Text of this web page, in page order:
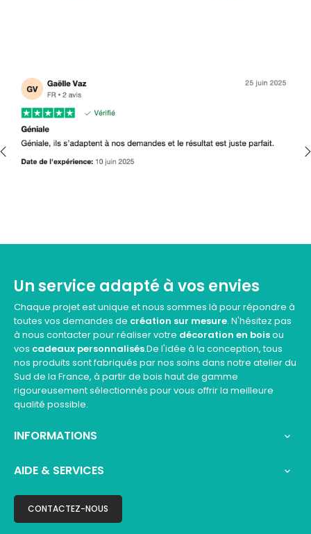
Un service adapté à vos envies
Chaque projet est unique et nous sommes là pour répondre à
toutes vos demandes de création sur mesure. N'hésitez pas
à nous contacter pour réaliser votre décoration en boisou
vos cadeaux personnalisés.De l'idée à la conception, tous
nos produits sont fabriqués par nos soins dans notre atelier du
Sud de la France, à partir de bois haut de gamme
rigoureusement sélectionnés pour vous offrir la meilleure
qualité possible.
INFORMATIONS 
AIDE & SERVICES 
CONTACTEZ-NOUS